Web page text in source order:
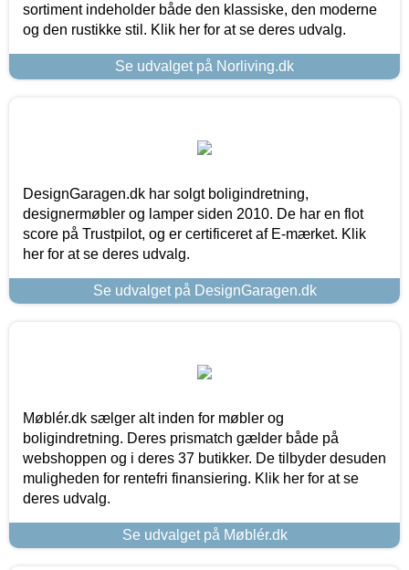
sortiment indeholder både den klassiske, den moderne
og den rustikke stil. Klik her for at se deres udvalg.
Se udvalget på Norliving.dk
DesignGaragen.dk har solgt boligindretning,
designermøbler og lamper siden 2010. De har en flot
score på Trustpilot, og er certificeret af E-mærket. Klik
her for at se deres udvalg.
Se udvalget på DesignGaragen.dk
Møblér.dk sælger alt inden for møbler og
boligindretning. Deres prismatch gælder både på
webshoppen og i deres 37 butikker. De tilbyder desuden
muligheden for rentefri finansiering. Klik her for at se
deres udvalg.
Se udvalget på Møblér.dk